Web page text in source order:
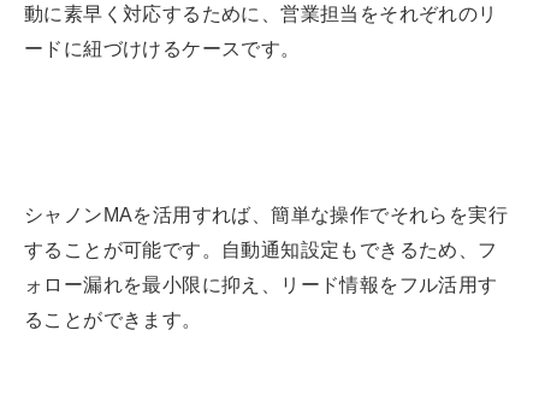
動に素早く対応するために、営業担当をそれぞれのリ
ードに紐づけけるケースです。
シャノンMAを活用すれば、簡単な操作でそれらを実行
することが可能です。自動通知設定もできるため、フ
ォロー漏れを最小限に抑え、リード情報をフル活用す
ることができます。